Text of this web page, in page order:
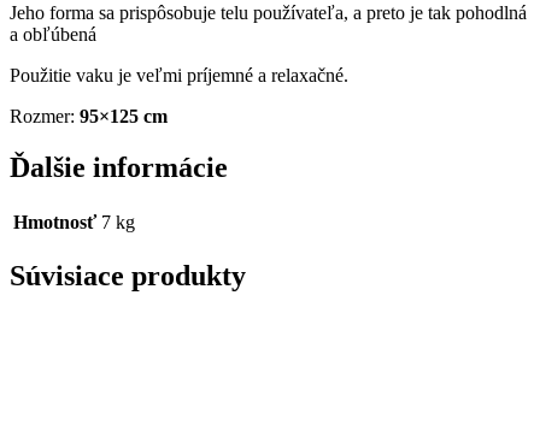
Jeho forma sa prispôsobuje telu používateľa, a preto je tak pohodlná
a obľúbená
Použitie vaku je veľmi príjemné a relaxačné.
Rozmer: 95×125 cm
Ďalšie informácie
Hmotnosť 7 kg
Súvisiace produkty